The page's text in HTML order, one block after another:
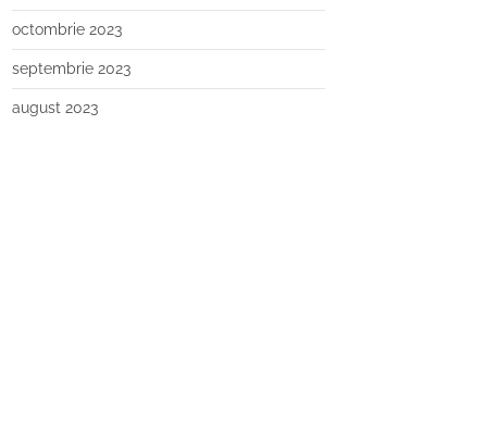
octombrie 2023
septembrie 2023
august 2023